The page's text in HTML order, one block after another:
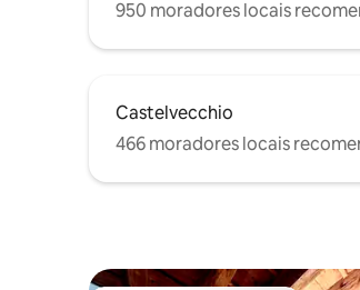
950 moradores locais
Castelvecchio
466 moradores locais